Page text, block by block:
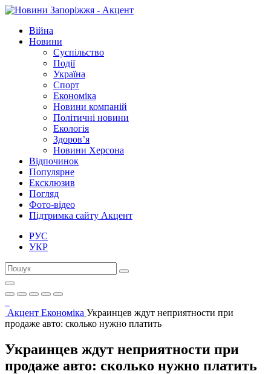
Війна
Новини
Суспільство
Події
Україна
Спорт
Економіка
Новини компаній
Політичні новини
Екологія
Здоров’я
Новини Херсона
Відпочинок
Популярне
Ексклюзив
Погляд
Фото-відео
Підтримка сайту Акцент
РУС
УКР
Акцент Економіка Украинцев ждут неприятности при
продаже авто: сколько нужно платить
Украинцев ждут неприятности при
продаже авто: сколько нужно платить